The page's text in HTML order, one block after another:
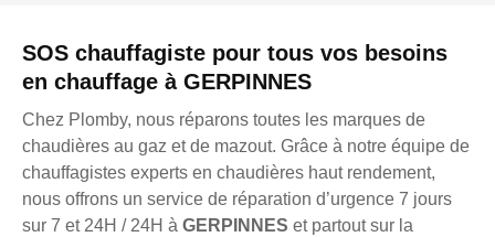
SOS chauffagiste pour tous vos besoins
en chauffage à GERPINNES
Chez Plomby, nous réparons toutes les marques de
chaudières au gaz et de mazout. Grâce à notre équipe de
chauffagistes experts en chaudières haut rendement,
nous offrons un service de réparation d’urgence 7 jours
sur 7 et 24H / 24H à GERPINNES et partout sur la